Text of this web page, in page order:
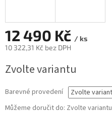
12 490 Kč / ks
10 322,31 Kč bez DPH
cena:
Zvolte variantu
Barevné provedení
Můžeme doručit do: Zvolte variantu